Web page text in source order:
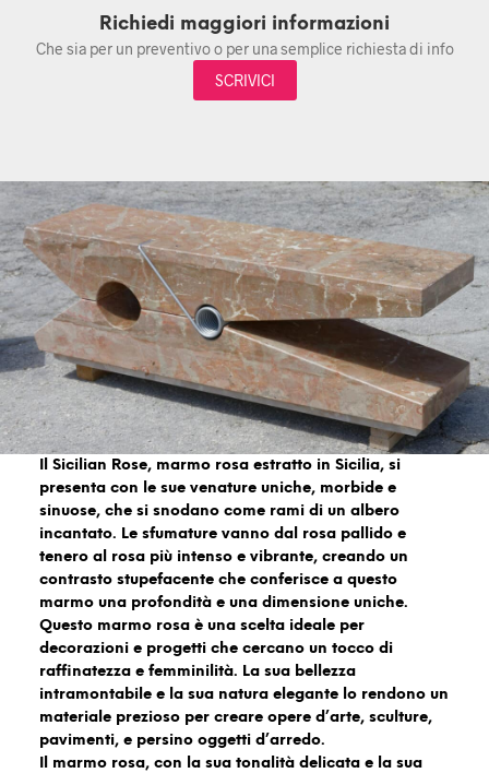
Richiedi maggiori informazioni
Che sia per un preventivo o per una semplice richiesta di info
SCRIVICI
Il Sicilian Rose, marmo rosa estratto in Sicilia, si
presenta con le sue venature uniche, morbide e
sinuose, che si snodano come rami di un albero
incantato. Le sfumature vanno dal rosa pallido e
tenero al rosa più intenso e vibrante, creando un
contrasto stupefacente che conferisce a questo
marmo una profondità e una dimensione uniche.
Questo marmo rosa è una scelta ideale per
decorazioni e progetti che cercano un tocco di
raffinatezza e femminilità. La sua bellezza
intramontabile e la sua natura elegante lo rendono un
materiale prezioso per creare opere d’arte, sculture,
pavimenti, e persino oggetti d’arredo.
Il marmo rosa, con la sua tonalità delicata e la sua